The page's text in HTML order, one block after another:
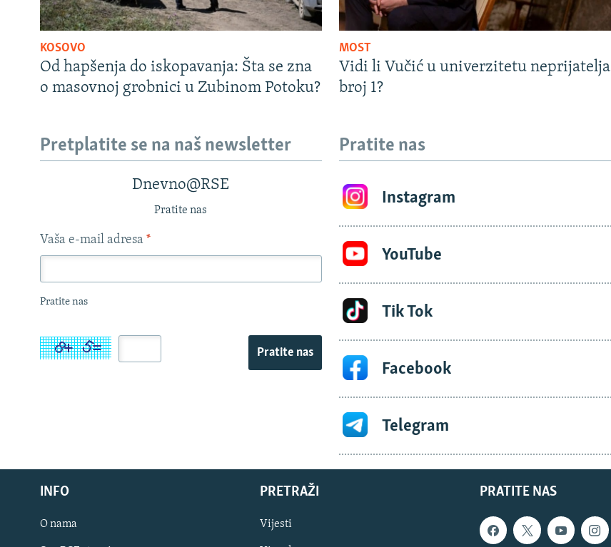
KOSOVO
Od hapšenja do iskopavanja: Šta se zna
o masovnoj grobnici u Zubinom Potoku?
MOST
Vidi li Vučić u univerzitetu neprijatelja
broj 1?
Pretplatite se na naš newsletter
Dnevno@RSE
Pratite nas
Vaša e-mail adresa *
Pratite nas
Pratite nas
Pratite nas
Instagram
YouTube
Tik Tok
Facebook
Telegram
PRATITE NAS
INFO
O nama
PRETRAŽI
Vijesti